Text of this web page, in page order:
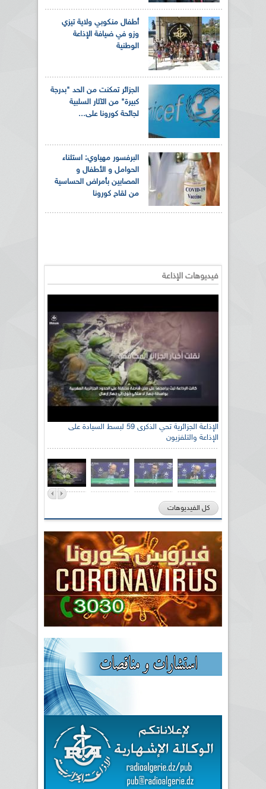
أطفال منكوبي ولاية تيزي
وزو في ضيافة الإذاعة
الوطنية
الجزائر تمكنت من الحد "بدرجة
كبيرة" من الآثار السلبية
لجائحة كورونا على...
البرفسور مهياوي: استثناء
الحوامل و الأطفال و
المصابين بأمراض الحساسية
من لقاح كورونا
فيديوهات الإذاعة
الإذاعة الجزائرية تحي الذكرى 59 لبسط السيادة على
الإذاعة والتلفزيون
كل الفيديوهات